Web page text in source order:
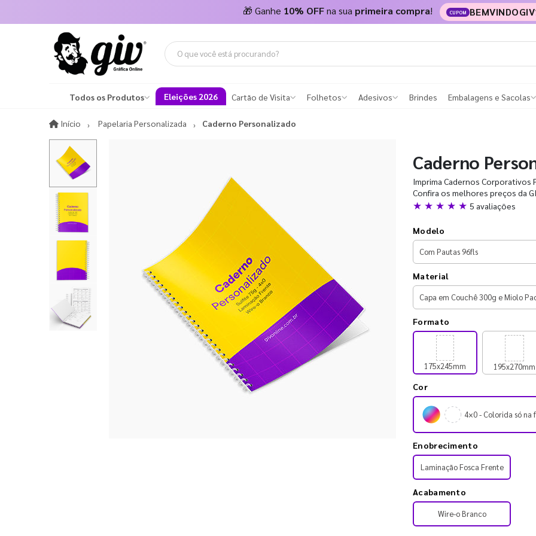
🎁 Ganhe 10% OFFna sua primeira compra! CUPOM
Todos os Produtos Eleições 2026 Cartão de Visita Folhetos Adesivos Brindes Embalagens e Sacolas
Início InícioPapelaria Personalizada Caderno Personalizado
Caderno
Imprima Cadernos Corporativos
Confira os melhores preços da
★ ★ ★ ★ ★ 5 avaliações
Modelo
Material
Formato
175x245mm 195x270mm
Cor
4×0 - Colorida só na
Enobrecimento
Laminação Fosca Frente
Acabamento
Wire-o Branco